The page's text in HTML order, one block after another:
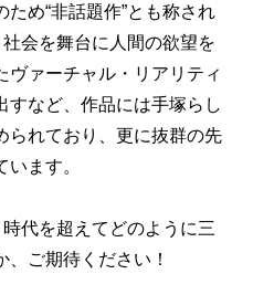
め“非話題作”とも称され
社会を舞台に人間の欲望を
ヴァーチャル・リアリティ
すなど、作品には手塚らし
られており、更に抜群の先
ます。
代を超えてどのように三
ご期待ください！